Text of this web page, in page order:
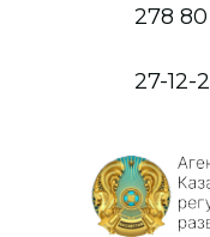
278
27-12-